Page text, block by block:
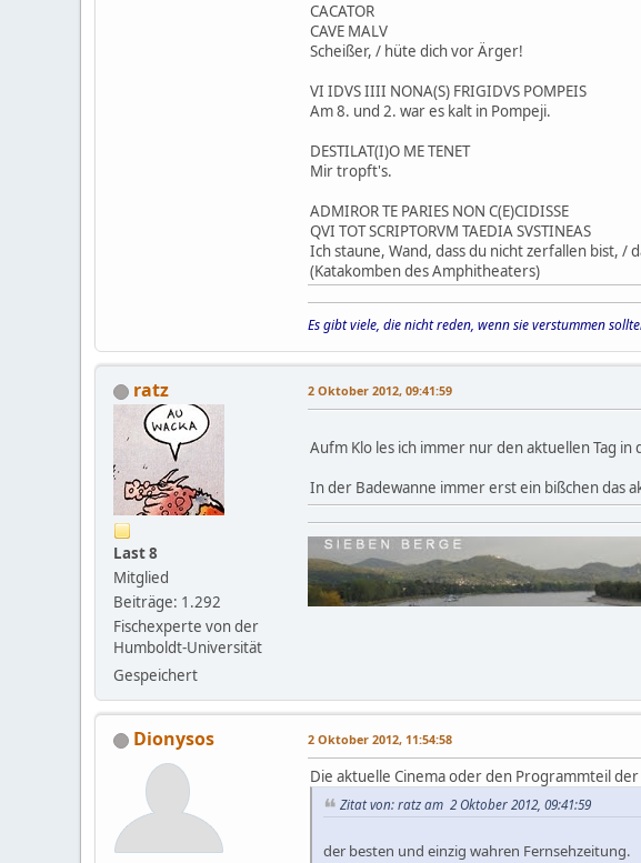
CACATOR
CAVE MALV
Scheißer, / hüte dich vor Ärger!
VI IDVS IIII NONA(S) FRIGIDVS POMPEIS
Am 8. und 2. war es kalt in Pompeji.
DESTILAT(I)O ME TENET
Mir tropft's.
ADMIROR TE PARIES NON C(E)CIDISSE
QVI TOT SCRIPTORVM TAEDIA SVSTINEAS
Ich staune, Wand, dass du nicht zerfallen bist, /
(Katakomben des Amphitheaters)
Es gibt viele, die nicht reden, wenn sie verstummen
ratz
Last 8
Mitglied
Beiträge: 1.292
Fischexperte von der
Humboldt-Universität
Gespeichert
2 Oktober 2012, 09:41:59
Aufm Klo les ich immer nur den aktuellen Tag
In der Badewanne immer erst ein bißchen das
Dionysos 2 Oktober 2012, 11:54:58
Die aktuelle Cinema oder den Programmteil der
Zitat von: ratz am 2 Oktober 2012, 09:41:59
der besten und einzig wahren Fernsehzeitung.